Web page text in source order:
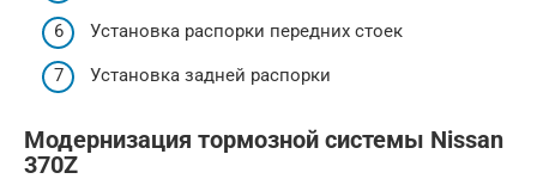
Установка распорки передних стоек
Установка задней распорки
Модернизация тормозной системы Nissan
370Z